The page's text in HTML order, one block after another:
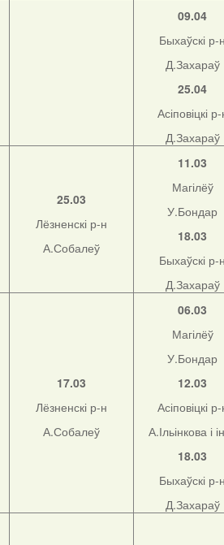
09.04
Быхаўскі р-
Д.Захараў
25.04
Асіповіцкі
Д.Захараў
25.03
Лёзненскі р-н
А.Собалеў
11.03
Магілёў
У.Бондар
18.03
Быхаўскі р-
Д.Захараў
17.03
Лёзненскі р-н
А.Собалеў
06.03
Магілёў
У.Бондар
12.03
Асіповіцкі
А.Ільінкова і
18.03
Быхаўскі р-
Д.Захараў